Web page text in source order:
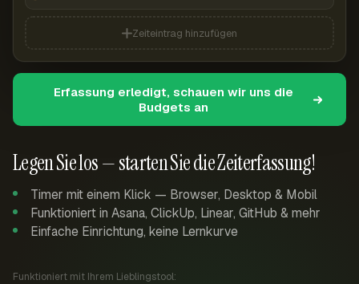
Legen Sie los — starten Sie die Zeiterfassung!
Timer mit einem Klick — Browser, Desktop & Mobil
Funktioniert in Asana, ClickUp, Linear, GitHub & mehr
Einfache Einrichtung, keine Lernkurve
Funktioniert mit Ihrem Lieblingstool:
Zeiteintrag hinzufügen
Erfassung erledigt, schauen wir uns die
Budgets an